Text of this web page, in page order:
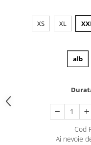
XS XL
alb
Cod
Ai nevoie